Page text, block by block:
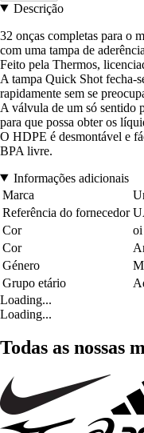
Descrição
32 onças completas para o
com uma tampa de
Feito pela Thermos,
A tampa Quick Shot fecha-
rapidamente sem se
A válvula de um só sentido
para que possa obter os
O HDPE é desmontável e
BPA livre.
Informações adicionais
Marca
Referência do fornecedor
Cor
oi
Cor
Género
Grupo etário
Loading...
Loading...
Todas as nossas